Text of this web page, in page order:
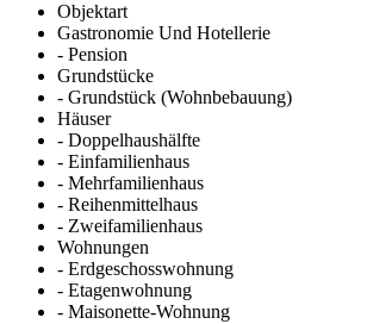
Objektart
Gastronomie Und Hotellerie
- Pension
Grundstücke
- Grundstück (Wohnbebauung)
Häuser
- Doppelhaushälfte
- Einfamilienhaus
- Mehrfamilienhaus
- Reihenmittelhaus
- Zweifamilienhaus
Wohnungen
- Erdgeschosswohnung
- Etagenwohnung
- Maisonette-Wohnung